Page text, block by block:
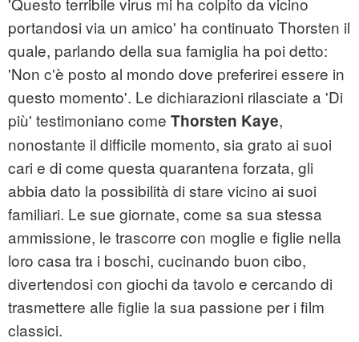
portandosi via un amico' ha continuato Thorsten il
quale, parlando della sua famiglia ha poi detto:
'Non c'è posto al mondo dove preferirei essere in
questo momento'. Le dichiarazioni rilasciate a 'Di
più' testimoniano come Thorsten Kaye,
nonostante il difficile momento, sia grato ai suoi
cari e di come questa quarantena forzata, gli
abbia dato la possibilità di stare vicino ai suoi
familiari. Le sue giornate, come sa sua stessa
ammissione, le trascorre con moglie e figlie nella
loro casa tra i boschi, cucinando buon cibo,
divertendosi con giochi da tavolo e cercando di
trasmettere alle figlie la sua passione per i film
classici.